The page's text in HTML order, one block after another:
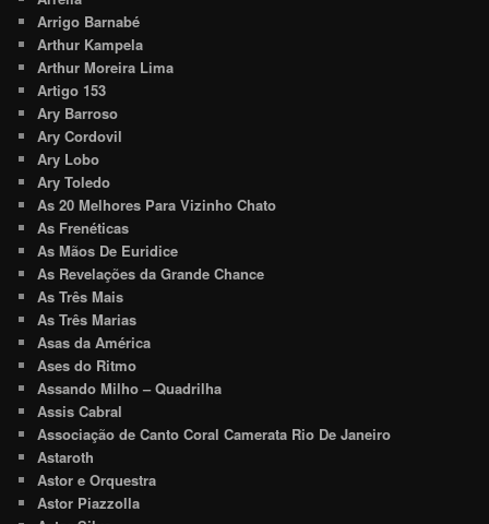
Arrigo Barnabé
Arthur Kampela
Arthur Moreira Lima
Artigo 153
Ary Barroso
Ary Cordovil
Ary Lobo
Ary Toledo
As 20 Melhores Para Vizinho Chato
As Frenéticas
As Mãos De Euridice
As Revelações da Grande Chance
As Três Mais
As Três Marias
Asas da América
Ases do Ritmo
Assando Milho – Quadrilha
Assis Cabral
Associação de Canto Coral Camerata Rio De Janeiro
Astaroth
Astor e Orquestra
Astor Piazzolla